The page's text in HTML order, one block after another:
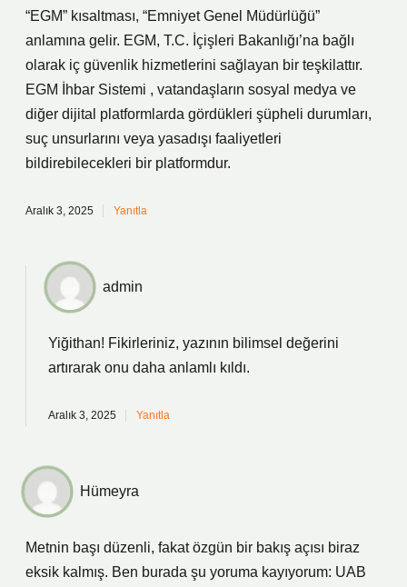
“EGM” kısaltması, “Emniyet Genel Müdürlüğü”
anlamına gelir. EGM, T.C. İçişleri Bakanlığı’na bağlı
olarak iç güvenlik hizmetlerini sağlayan bir teşkilattır.
EGM İhbar Sistemi , vatandaşların sosyal medya ve
diğer dijital platformlarda gördükleri şüpheli durumları,
suç unsurlarını veya yasadışı faaliyetleri
bildirebilecekleri bir platformdur.
Aralık 3, 2025 Yanıtla
admin
Yiğithan! Fikirleriniz, yazının bilimsel değerini
artırarak onu daha anlamlı kıldı.
Aralık 3, 2025 Yanıtla
Hümeyra
Metnin başı düzenli, fakat özgün bir bakış açısı biraz
eksik kalmış. Ben burada şu yoruma kayıyorum: UAB